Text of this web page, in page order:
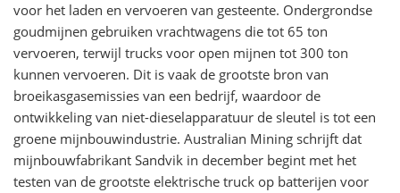
voor het laden en vervoeren van gesteente. Ondergrondse
goudmijnen gebruiken vrachtwagens die tot 65 ton
vervoeren, terwijl trucks voor open mijnen tot 300 ton
kunnen vervoeren. Dit is vaak de grootste bron van
broeikasgasemissies van een bedrijf, waardoor de
ontwikkeling van niet-dieselapparatuur de sleutel is tot een
groene mijnbouwindustrie. Australian Mining schrijft dat
mijnbouwfabrikant Sandvik in december begint met het
testen van de grootste elektrische truck op batterijen voor